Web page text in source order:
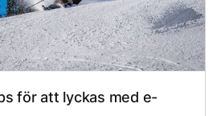
för att lyckas med e-